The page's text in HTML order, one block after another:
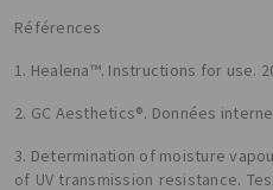
Références
1. Healena™. Instructions for use.
2. GC Aesthetics®. Données
3. Determination of moisture
of UV transmission resistance.